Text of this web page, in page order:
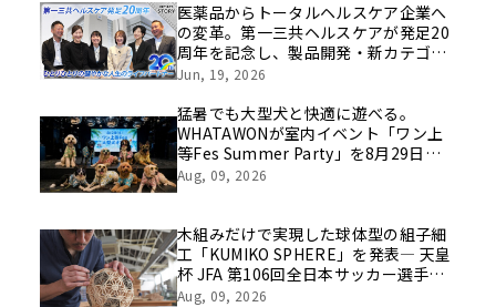
医薬品からトータルヘルスケア企業へ
の変革。第一三共ヘルスケアが発足20
周年を記念し、製品開発・新カテゴリ
挑戦の舞台や旧社統合時のエピソード
像を公開！
Jun, 19, 2026
猛暑でも大型犬と快適に遊べる。
WHATAWONが室内イベント「ワン上
等Fes Summer Party」を8月29日開
催
Aug, 09, 2026
木組みだけで実現した球体型の組子細
工「KUMIKO SPHERE」を発表― 天皇
杯 JFA 第106回全日本サッカー選手権
大会の公式ビジュアルにも採用 ―
Aug, 09, 2026